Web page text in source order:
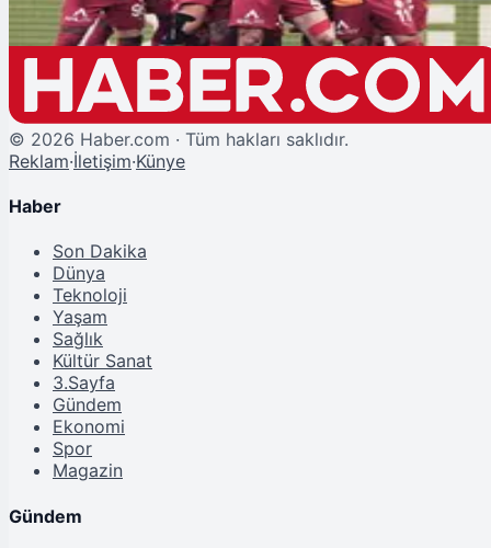
© 2026 Haber.com · Tüm hakları saklıdır.
Reklam·İletişim·Künye
Haber
Son Dakika
Dünya
Teknoloji
Yaşam
Sağlık
Kültür Sanat
3.Sayfa
Gündem
Ekonomi
Spor
Magazin
Gündem